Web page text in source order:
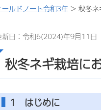
ールドノート令和3年 > 秋冬ネ
新日：令和6(2024)年9月11日
秋冬ネギ栽培に
1 はじめに